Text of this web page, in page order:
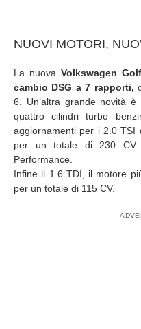
NUOVI MOTORI,
La nuova Volkswagen Golf
cambio DSG a 7 rapporti,
6. Un’altra grande novità
quattro cilindri turbo
aggiornamenti per i 2.0 TSI
per un totale di 230
Performance.
Infine il 1.6 TDI, il motore
per un totale di 115 CV.